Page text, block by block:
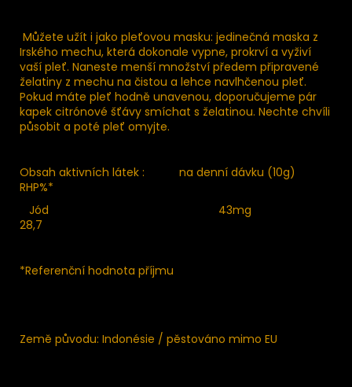
Můžete užít i jako pleťovou masku: jedinečná maska z
Irského mechu, která dokonale vypne, prokrví a vyživí
vaší pleť. Naneste menší množství předem připravené
želatiny z mechu na čistou a lehce navlhčenou pleť.
Pokud máte pleť hodně unavenou, doporučujeme pár
kapek citrónové šťávy smíchat s želatinou. Nechte chvíli
působit a poté pleť omyjte.
Obsah aktivních látek : na denní dávku (10g)
RHP%*
Jód 43mg
28,7
*Referenční hodnota příjmu
Země původu: Indonésie / pěstováno mimo EU